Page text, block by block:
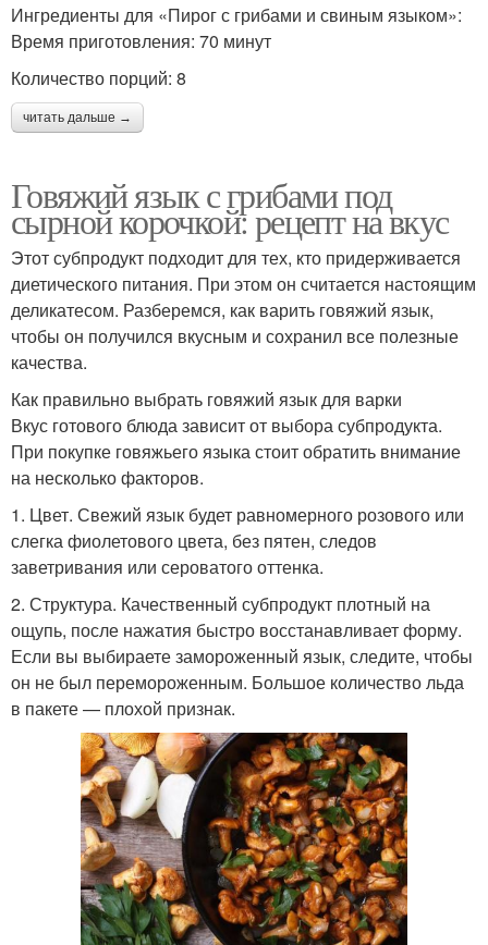
Ингредиенты для «Пирог с грибами и свиным языком»:
Время приготовления: 70 минут
Количество порций: 8
читать дальше →
Говяжий язык с грибами под
сырной корочкой: рецепт на вкус
Этот субпродукт подходит для тех, кто придерживается
диетического питания. При этом он считается настоящим
деликатесом. Разберемся, как варить говяжий язык,
чтобы он получился вкусным и сохранил все полезные
качества.
Как правильно выбрать говяжий язык для варки
Вкус готового блюда зависит от выбора субпродукта.
При покупке говяжьего языка стоит обратить внимание
на несколько факторов.
1. Цвет. Свежий язык будет равномерного розового или
слегка фиолетового цвета, без пятен, следов
заветривания или сероватого оттенка.
2. Структура. Качественный субпродукт плотный на
ощупь, после нажатия быстро восстанавливает форму.
Если вы выбираете замороженный язык, следите, чтобы
он не был перемороженным. Большое количество льда
в пакете — плохой признак.